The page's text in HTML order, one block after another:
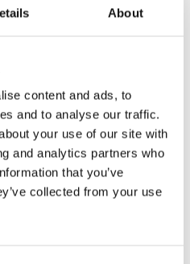
About
content and ads, to
and to analyse our traffic.
your use of our site with
and analytics partners who
that you’ve
collected from your use
DATA France
Noire – 67000
France est une SASU
€.
des textes : ADDI-
: info@addi-data.com
Développement du